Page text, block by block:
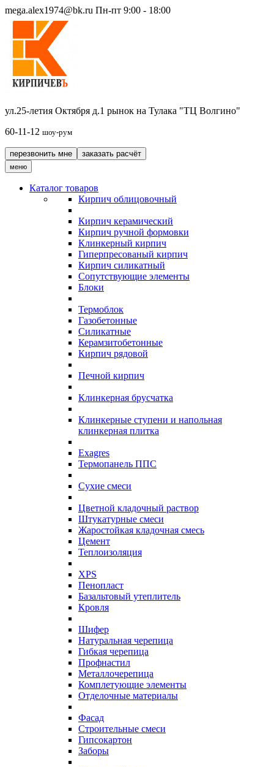
mega.alex1974@bk.ru Пн-пт 9:00 - 18:00
ул.25-летия Октября д.1 рынок на Тулака "ТЦ Волгино"
60-11-12 шоу-рум
перезвонить мне заказать расчёт
меню
Каталог товаров
Кирпич облицовочный
Кирпич керамический
Кирпич ручной формовки
Клинкерный кирпич
Гиперпресованый кирпич
Кирпич силикатный
Сопутствующие элементы
Блоки
Термоблок
Газобетонные
Силикатные
Керамзитобетонные
Кирпич рядовой
Печной кирпич
Клинкерная брусчатка
Клинкерные ступени и напольная
клинкерная плитка
Exagres
Термопанель ППС
Сухие смеси
Цветной кладочный раствор
Штукатурные смеси
Жаростойкая кладочная смесь
Цемент
Теплоизоляция
XPS
Пенопласт
Базальтовый утеплитель
Кровля
Шифер
Натуральная черепица
Гибкая черепица
Профнастил
Металлочерепица
Комплетующие элементы
Отделочные материалы
Фасад
Строительные смеси
Гипсокартон
Заборы